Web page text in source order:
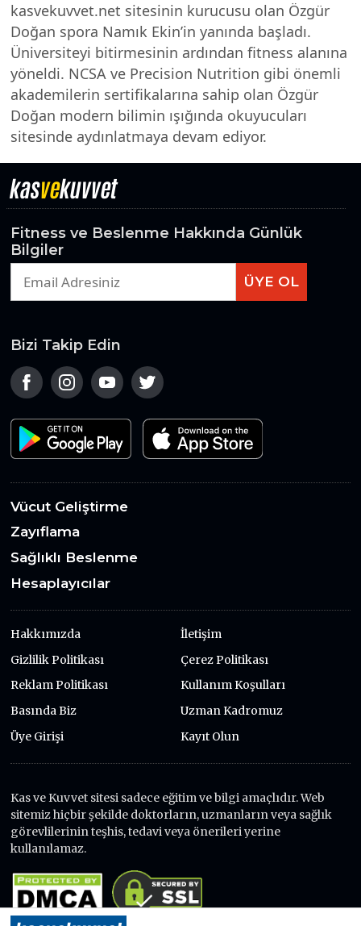
kasvekuvvet.net sitesinin kurucusu olan Özgür
Doğan spora Namık Ekin’in yanında başladı.
Üniversiteyi bitirmesinin ardından fitness alanına
yöneldi. NCSA ve Precision Nutrition gibi önemli
akademilerin sertifikalarına sahip olan Özgür
Doğan modern bilimin ışığında okuyucuları
sitesinde aydınlatmaya devam ediyor.
kasvekuvvet
Fitness ve Beslenme Hakkında Günlük
Bilgiler
ÜYE OL
Vücut Geliştirme
Zayıflama
Sağlıklı Beslenme
Hesaplayıcılar
Hakkımızda
İletişim
Gizlilik Politikası
Çerez Politikası
Reklam Politikası
Kullanım Koşulları
Basında Biz
Uzman Kadromuz
Üye Girişi
Kayıt Olun
Bizi Takip Edin
Kas ve Kuvvet sitesi sadece eğitim ve bilgi amaçlıdır. Web
sitemiz hiçbir şekilde doktorların, uzmanların veya sağlık
görevlilerinin teşhis, tedavi veya önerileri yerine
kullanılamaz.